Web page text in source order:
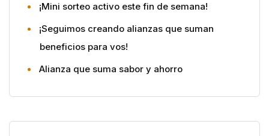
¡Mini sorteo activo este fin de semana!
¡Seguimos creando alianzas que suman
beneficios para vos!
Alianza que suma sabor y ahorro